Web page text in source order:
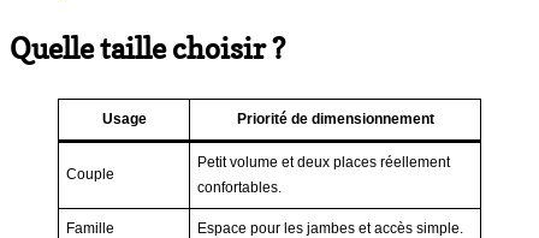
Quelle taille choisir ?
Usage Priorité de dimensionnement
Couple
Petit volume et deux places réellement
confortables.
Famille Espace pour les jambes et accès simple.